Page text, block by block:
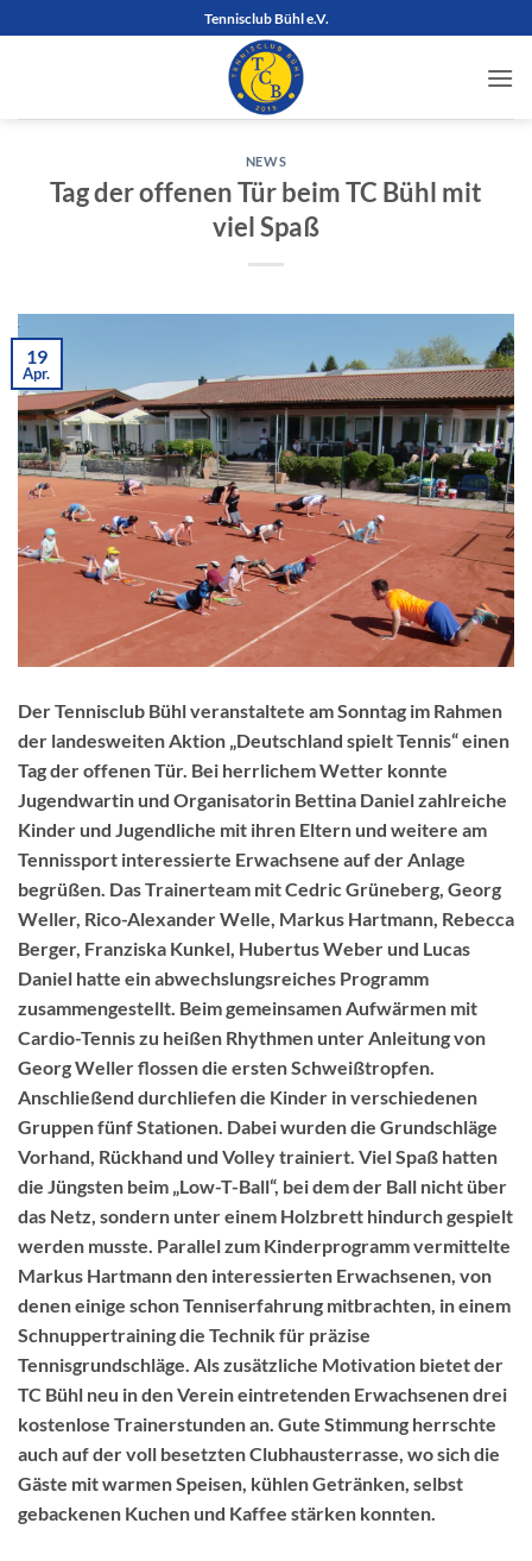
Inhalt
Tennisclub Bühl e.V.
NEWS
Tag der offenen Tür beim TC Bühl mit
viel Spaß
19
Apr.
Der Tennisclub Bühl veranstaltete am Sonntag im Rahmen
der landesweiten Aktion „Deutschland spielt Tennis“ einen
Tag der offenen Tür. Bei herrlichem Wetter konnte
Jugendwartin und Organisatorin Bettina Daniel zahlreiche
Kinder und Jugendliche mit ihren Eltern und weitere am
Tennissport interessierte Erwachsene auf der Anlage
begrüßen. Das Trainerteam mit Cedric Grüneberg, Georg
Weller, Rico-Alexander Welle, Markus Hartmann, Rebecca
Berger, Franziska Kunkel, Hubertus Weber und Lucas
Daniel hatte ein abwechslungsreiches Programm
zusammengestellt. Beim gemeinsamen Aufwärmen mit
Cardio-Tennis zu heißen Rhythmen unter Anleitung von
Georg Weller flossen die ersten Schweißtropfen.
Anschließend durchliefen die Kinder in verschiedenen
Gruppen fünf Stationen. Dabei wurden die Grundschläge
Vorhand, Rückhand und Volley trainiert. Viel Spaß hatten
die Jüngsten beim „Low-T-Ball“, bei dem der Ball nicht über
das Netz, sondern unter einem Holzbrett hindurch gespielt
werden musste. Parallel zum Kinderprogramm vermittelte
Markus Hartmann den interessierten Erwachsenen, von
denen einige schon Tenniserfahrung mitbrachten, in einem
Schnuppertraining die Technik für präzise
Tennisgrundschläge. Als zusätzliche Motivation bietet der
TC Bühl neu in den Verein eintretenden Erwachsenen drei
kostenlose Trainerstunden an. Gute Stimmung herrschte
auch auf der voll besetzten Clubhausterrasse, wo sich die
Gäste mit warmen Speisen, kühlen Getränken, selbst
gebackenen Kuchen und Kaffee stärken konnten.